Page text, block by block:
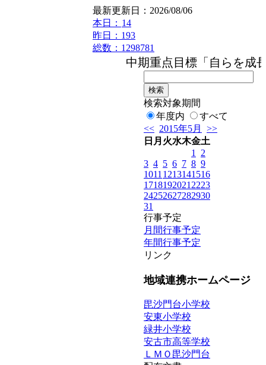
最新更新日：2026/08/06
本日： 14
昨日：193
総数：1298781
中期重点目標「自らを成長さ
検索対象期間
年度内
すべて
<< 2015年5月
>>
日 月 火水木金土
1
2
3 4 5 6 7 8 9
1011 1213141516
1718192021 2223
24252627282930
31
行事予定
月間行事予定
年間行事予定
リンク
地域連携ホームページ
毘沙門台小学校
安東小学校
緑井小学校
安古市高等学校
ＬＭＯ毘沙門台